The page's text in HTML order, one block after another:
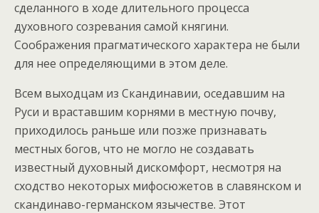
сделанного в ходе длительного процесса
духовного созревания самой княгини.
Соображения прагматического характера не были
для нее определяющими в этом деле.
Всем выходцам из Скандинавии, оседавшим на
Руси и враставшим корнями в местную почву,
приходилось раньше или позже признавать
местных богов, что не могло не создавать
известный духовный дискомфорт, несмотря на
сходство некоторых мифосюжетов в славянском и
скандинаво-германском язычестве. Этот